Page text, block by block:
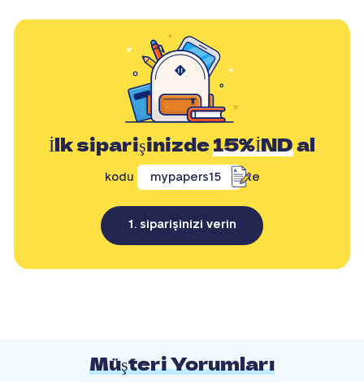
İlk siparişinizde15%İNDal
kodu mypapers15 ile
1. siparişinizi verin
Müşteri Yorumları